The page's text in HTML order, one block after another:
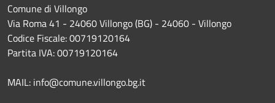
Comune di Villongo
Via Roma 41 - 24060 Villongo (BG) - 24060 - Villongo
Codice Fiscale: 00719120164
Partita IVA: 00719120164
MAIL: info@comune.villongo.bg.it